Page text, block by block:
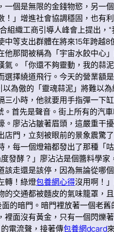
個是無限的金錢物慾，另一
」增進社會協調穩固，也有
織工商引導人峰會上提出，
等支出群體在將來15年跨越
那間被稱為「宇宙水餃中心
。「你還不夠靈動，我的蒜
擇繞道飛行。今天的營業額
為傲的「靈魂蒜泥」將難以
小時，他就要用手指彈一下
首先是聲音。街上所有的汽
廖沾沾皺著眉頭，這嚴重干
門，立刻被眼前的景象震驚
每一個燈箱都發出了那種「
發酵？」廖沾沾是個醬料學
走還是該停，因為無論從哪
轉！綠燈包養網心得沒用啊！
交通都被麵皮的氣味籠罩，
的暗門。暗門裡放著一個老
面沒有黃金，只有一個閃爍
電流聲，接著傳包養網dcard